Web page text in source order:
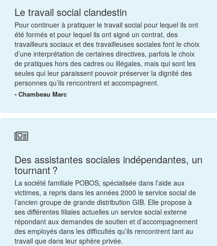
Le travail social clandestin
Pour continuer à pratiquer le travail social pour lequel ils ont
été formés et pour lequel ils ont signé un contrat, des
travailleurs sociaux et des travailleuses sociales font le choix
d’une interprétation de certaines directives, parfois le choix
de pratiques hors des cadres ou illégales, mais qui sont les
seules qui leur paraissent pouvoir préserver la dignité des
personnes qu’ils rencontrent et accompagnent.
- Chambeau Marc
Des assistantes sociales indépendantes, un
tournant ?
La société familiale POBOS, spécialisée dans l’aide aux
victimes, a repris dans les années 2000 le service social de
l’ancien groupe de grande distribution GIB. Elle propose à
ses différentes filiales actuelles un service social externe
répondant aux demandes de soutien et d’accompagnement
des employés dans les difficultés qu’ils rencontrent tant au
travail que dans leur sphère privée.